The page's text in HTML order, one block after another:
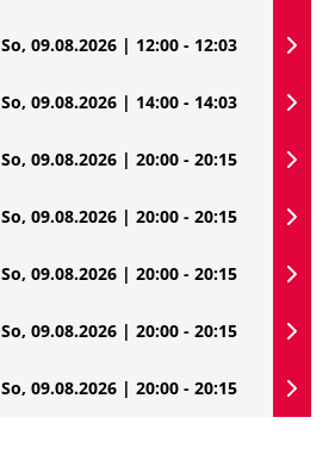
So, 09.08.2026 | 12:00 - 12:03
So, 09.08.2026 | 14:00 - 14:03
So, 09.08.2026 | 20:00 - 20:15
So, 09.08.2026 | 20:00 - 20:15
So, 09.08.2026 | 20:00 - 20:15
So, 09.08.2026 | 20:00 - 20:15
So, 09.08.2026 | 20:00 - 20:15